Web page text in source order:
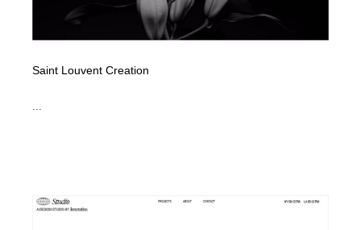
Saint Louvent Creation